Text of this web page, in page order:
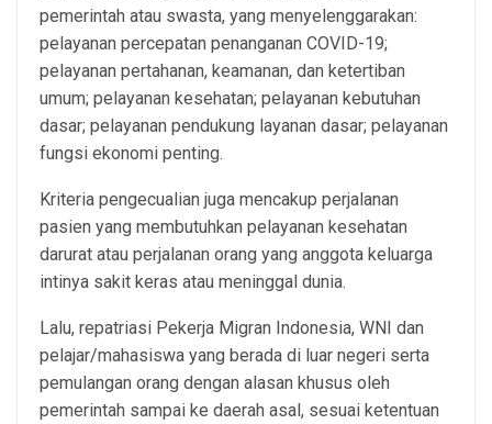
pemerintah atau swasta, yang menyelenggarakan:
pelayanan percepatan penanganan COVID-19;
pelayanan pertahanan, keamanan, dan ketertiban
umum; pelayanan kesehatan; pelayanan kebutuhan
dasar; pelayanan pendukung layanan dasar; pelayanan
fungsi ekonomi penting.
Kriteria pengecualian juga mencakup perjalanan
pasien yang membutuhkan pelayanan kesehatan
darurat atau perjalanan orang yang anggota keluarga
intinya sakit keras atau meninggal dunia.
Lalu, repatriasi Pekerja Migran Indonesia, WNI dan
pelajar/mahasiswa yang berada di luar negeri serta
pemulangan orang dengan alasan khusus oleh
pemerintah sampai ke daerah asal, sesuai ketentuan